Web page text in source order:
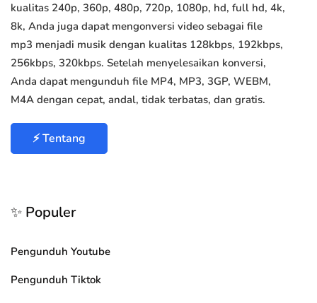
kualitas 240p, 360p, 480p, 720p, 1080p, hd, full hd, 4k,
8k, Anda juga dapat mengonversi video sebagai file
mp3 menjadi musik dengan kualitas 128kbps, 192kbps,
256kbps, 320kbps. Setelah menyelesaikan konversi,
Anda dapat mengunduh file MP4, MP3, 3GP, WEBM,
M4A dengan cepat, andal, tidak terbatas, dan gratis.
⚡ Tentang
✨ Populer
Pengunduh Youtube
Pengunduh Tiktok